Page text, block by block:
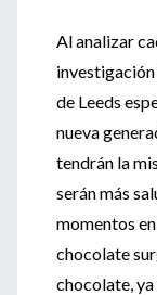
Al analizar
de Leeds
nueva
tendrán la
serán más
momentos
chocolate
chocolate,